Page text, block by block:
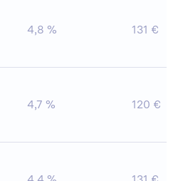
4,8 % 131 €
4,7 % 120 €